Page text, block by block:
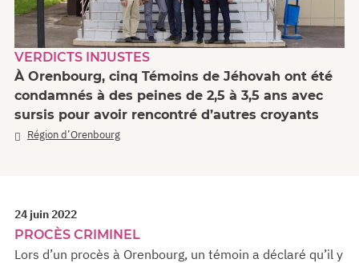
VERDICTS INJUSTES
À Orenbourg, cinq Témoins de Jéhovah ont été
condamnés à des peines de 2,5 à 3,5 ans avec
sursis pour avoir rencontré d’autres croyants
Région d’Orenbourg
24 juin 2022
PROCÈS CRIMINEL
Lors d’un procès à Orenbourg, un témoin a déclaré qu’il y